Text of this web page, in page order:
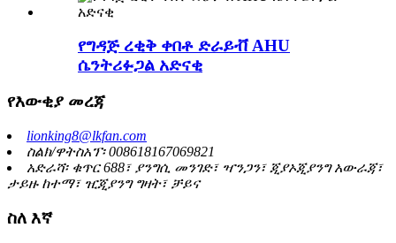
የግዳጅ ረቂቅ ቀበቶ ድራይቭ AHU
ሴንትሪፉጋል አድናቂ
የእውቂያ መረጃ
lionking8@lkfan.com
ስልክ/ዋትስአፕ፡ 008618167069821
አድራሻ፡ ቁጥር 688፣ ያንግሲ መንገድ፣ ዣንጋን፣ ጂያኦጂያንግ አውራጃ፣
ታይዙ ከተማ፣ ዢጂያንግ ግዛት፣ ቻይና
ስለ እኛ